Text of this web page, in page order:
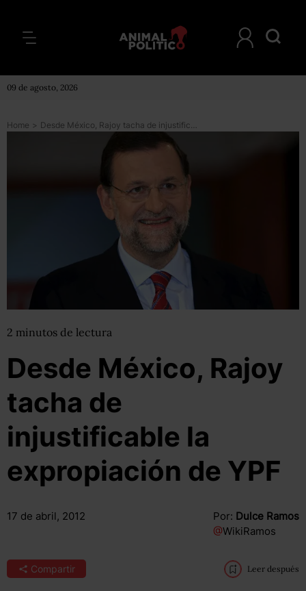
09 de agosto, 2026
Home > Desde México, Rajoy tacha de injustificable la expropiación de YPF
2 minutos de lectura
Desde México, Rajoy
tacha de
injustificable la
expropiación de YPF
17 de abril, 2012 Por: Dulce Ramos
@WikiRamos
Compartir Leer después